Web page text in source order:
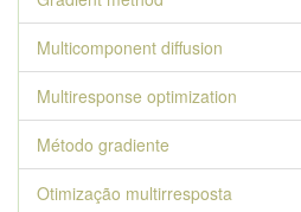
Multicomponent diffusion
Multiresponse optimization
Método gradiente
Otimização multirresposta